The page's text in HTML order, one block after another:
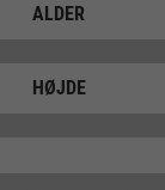
ALDER
HØJDE